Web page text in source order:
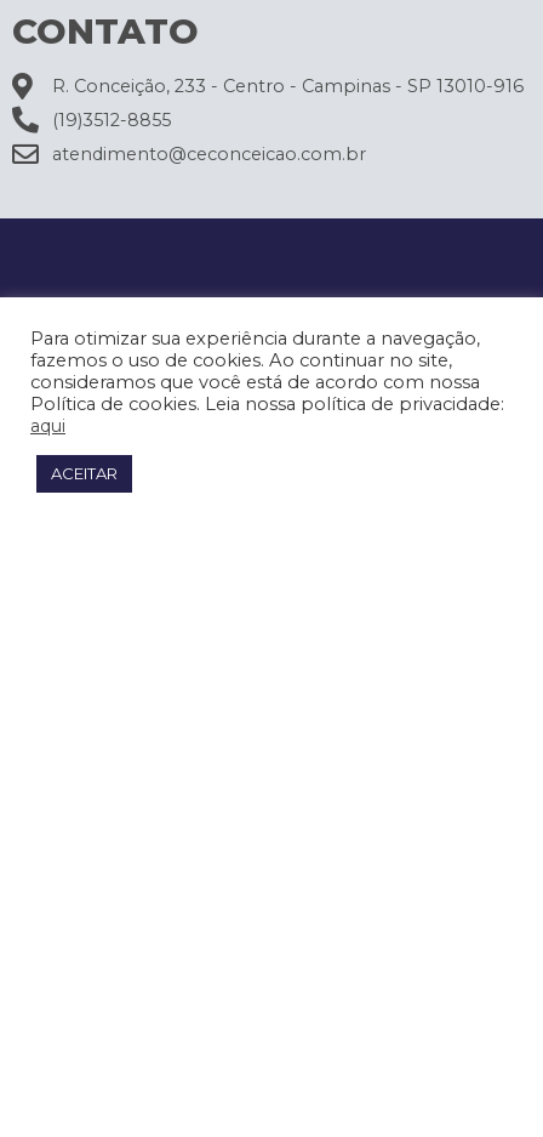
CONTATO
R. Conceição, 233 - Centro - Campinas - SP 13010-916
(19)3512-8855
atendimento@ceconceicao.com.br
Para otimizar sua experiência durante a navegação,
fazemos o uso de cookies. Ao continuar no site,
consideramos que você está de acordo com nossa
Política de cookies. Leia nossa política de privacidade:
aqui
ACEITAR